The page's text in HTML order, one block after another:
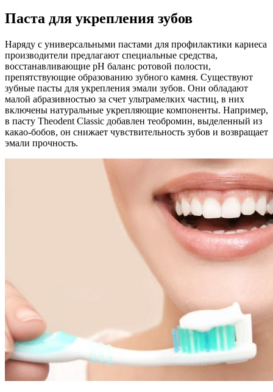
Паста для укрепления зубов
Наряду с универсальными пастами для профилактики кариеса
производители предлагают специальные средства,
восстанавливающие pH баланс ротовой полости,
препятствующие образованию зубного камня. Существуют
зубные пасты для укрепления эмали зубов. Они обладают
малой абразивностью за счет ультрамелких частиц, в них
включены натуральные укрепляющие компоненты. Например,
в пасту Theodent Classic добавлен теобромин, выделенный из
какао-бобов, он снижает чувствительность зубов и возвращает
эмали прочность.